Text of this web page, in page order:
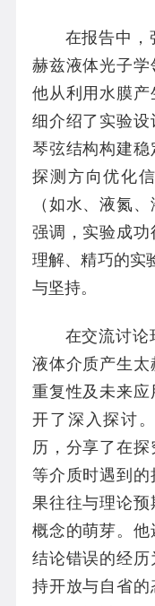
在报告中，
赫兹液体光子学
他从利用水膜
细介绍了实验
琴弦结构构建
探测方向优化
（如水、液氮
强调，实验成功
理解、精巧的实
与坚持。
在交流讨论
液体介质产生
重复性及未来
开了深入探讨
历，分享了在
等介质时遇到
果往往与理论
概念的萌芽。
结论错误的经
持开放与自省